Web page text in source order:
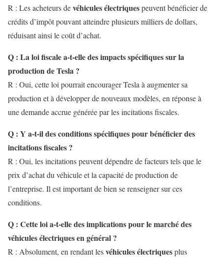
R : Les acheteurs devéhicules électriquespeuvent bénéficier de
crédits d’impôt pouvant atteindre plusieurs milliers de dollars,
réduisant ainsi le coût d’achat.
Q : La loi fiscale a-t-elle des impacts spécifiques sur la
production de Tesla ?
R : Oui, cette loi pourrait encourager Tesla à augmenter sa
production et à développer de nouveaux modèles, en réponse à
une demande accrue générée par les incitations fiscales.
Q : Y a-t-il des conditions spécifiques pour bénéficier des
incitations fiscales ?
R : Oui, les incitations peuvent dépendre de facteurs tels que le
prix d’achat du véhicule et la capacité de production de
l’entreprise. Il est important de bien se renseigner sur ces
conditions.
Q : Cette loi a-t-elle des implications pour le marché des
véhicules électriques en général ?
R : Absolument, en rendant lesvéhicules électriquesplus